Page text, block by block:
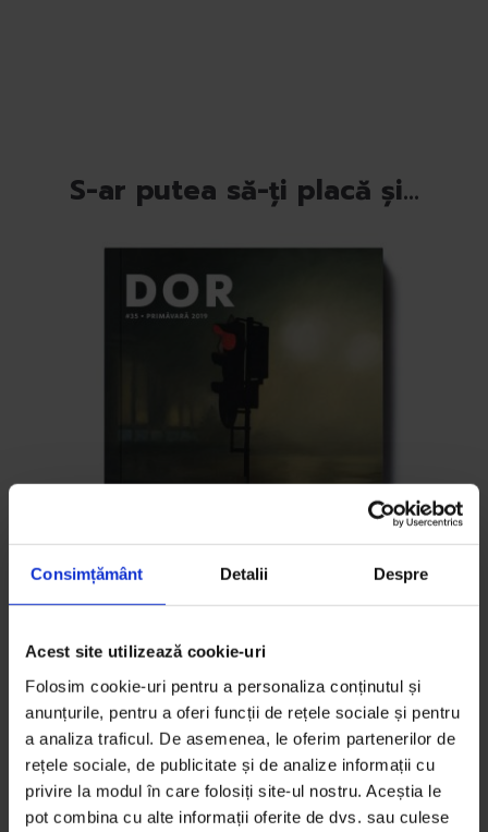
Consimțământ Detalii Despre
Acest site utilizează cookie-uri
Folosim cookie-uri pentru a personaliza conținutul și
anunțurile, pentru a oferi funcții de rețele sociale și pentru
a analiza traficul. De asemenea, le oferim partenerilor de
rețele sociale, de publicitate și de analize informații cu
privire la modul în care folosiți site-ul nostru. Aceștia le
pot combina cu alte informații oferite de dvs. sau culese
S-ar putea să-ți placă și…
DoR #35 – Primăvară 2019
30,00lei 25,00lei